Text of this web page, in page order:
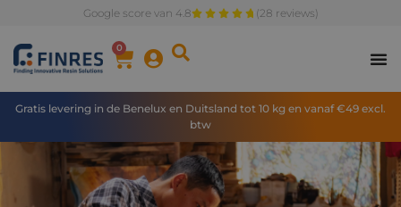
Google score van 4.8 (28 reviews)
0
Gratis levering in de Benelux en Duitsland tot 10 kg en vanaf €49 excl.
btw